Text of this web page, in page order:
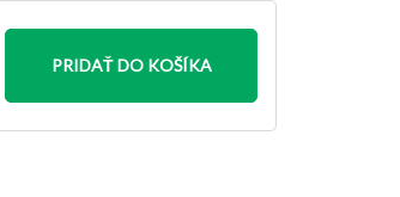
PRIDAŤ DO KOŠÍKA